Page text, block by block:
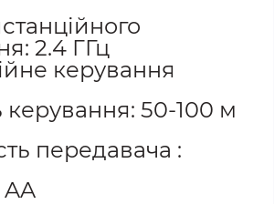
2.4 ГГц
керування
керування: 50-100 м
передавача :
AA